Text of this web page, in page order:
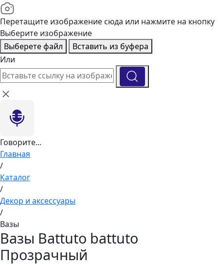
Перетащите изображение сюда или нажмите на кнопку
Выберите изображение
Выберете файл
Вставить из буфера
Или
Говорите...
Главная
/
Каталог
/
Декор и аксессуары
/
Вазы
Вазы Battuto battuto
Прозрачный